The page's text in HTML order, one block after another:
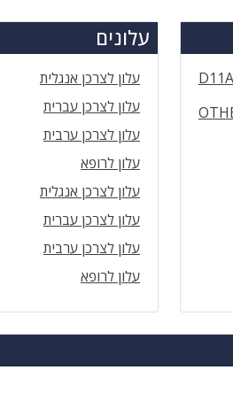
עלונים
עלון לצרכן אנגלית
עלון לצרכן עברית
עלון לצרכן ערבית
עלון לרופא
עלון לצרכן אנגלית
עלון לצרכן עברית
עלון לצרכן ערבית
עלון לרופא